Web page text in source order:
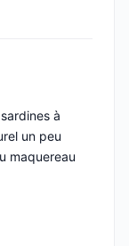
à
un peu
maquereau